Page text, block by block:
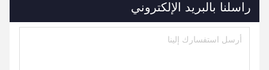
راسلنا بالبريد الإلكتروني